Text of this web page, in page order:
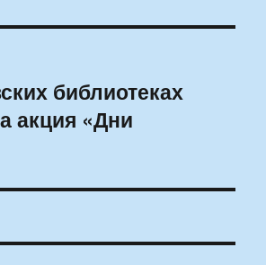
библиотеках
акция «Дни